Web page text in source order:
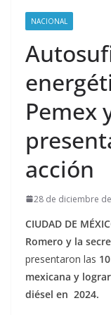
NACIONAL
Pemex
acción
28 de diciembre
CIUDAD DE
Romero y la
presentaron las
mexicana y
diésel en 2024.